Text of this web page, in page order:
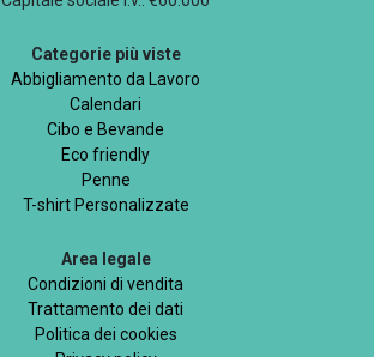
Categorie più viste
Abbigliamento da Lavoro
Calendari
Cibo e Bevande
Eco friendly
Penne
T-shirt Personalizzate
Area legale
Condizioni di vendita
Trattamento dei dati
Politica dei cookies